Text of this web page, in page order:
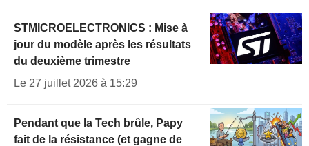
STMICROELECTRONICS : Mise à
jour du modèle après les résultats
du deuxième trimestre
Le 27 juillet 2026 à 15:29
Pendant que la Tech brûle, Papy
fait de la résistance (et gagne de